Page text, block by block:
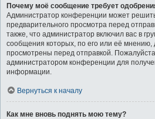
Почему моё сообщение требует
Администратор конференции может
предварительного просмотра перед
также, что администратор включил вас в
сообщения которых, по его или её
просмотрены перед отправкой.
администратором конференции для
информации.
Вернуться к началу
Как мне вновь поднять мою тему?